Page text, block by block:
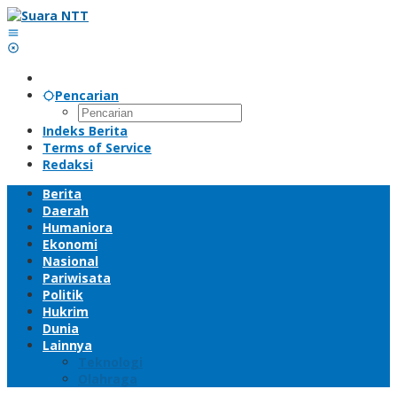
Lewati
ke
konten
Pencarian
Indeks Berita
Terms of Service
Redaksi
Berita
Daerah
Humaniora
Ekonomi
Nasional
Pariwisata
Politik
Hukrim
Dunia
Lainnya
Teknologi
Olahraga